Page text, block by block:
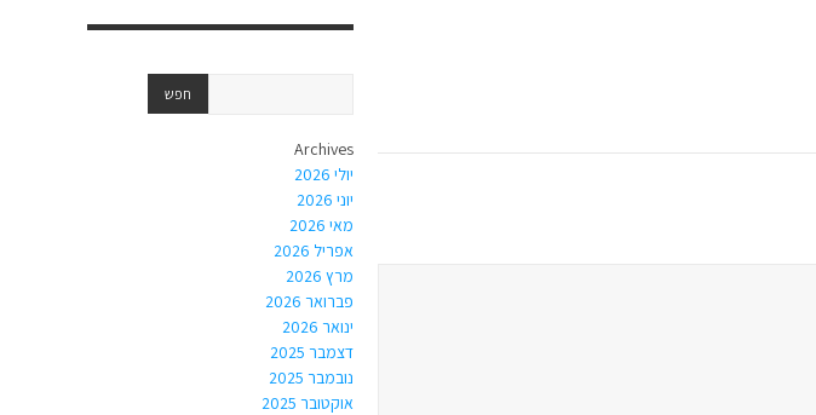
Archives
יולי 2026
יוני 2026
מאי 2026
אפריל 2026
מרץ 2026
פברואר 2026
ינואר 2026
דצמבר 2025
נובמבר 2025
אוקטובר 2025